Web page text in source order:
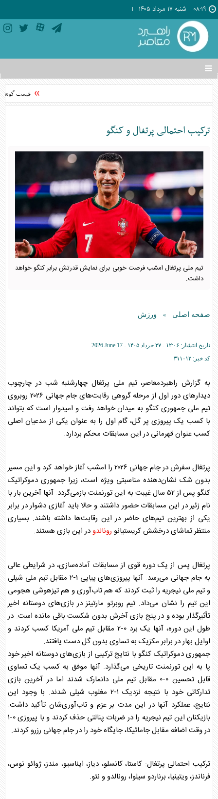
۰۸:۱۹ شنبه ۱۷ مرداد ۱۴۰۵
تغییر
وضعیت
منوی
ها
قیمت گوشی‌های
ترکیب احتمالی پرتغال و کنگو
تیم ملی پرتغال امشب فرصت خوبی برای نمایش قدرتش برابر کنگو خواهد
داشت.
صفحه اصلی » ورزش
تاریخ انتشار: ۱۲:۰۶ - ۲۷ خرداد ۱۴۰۵ -
2026 June 17
کد خبر: ۳۱۱۰۱۲
به گزارش راهبردمعاصر، تیم ملی پرتغال چهارشنبه شب در چارچوب
دیدارهای دور اول از مرحله گروهی رقابت‌های جام جهانی ۲۰۲۶ روبروی
تیم ملی جمهوری کنگو به میدان خواهد رفت و امیدوار است که بتواند
با کسب یک پیروزی پر گل، گام اول را به عنوان یکی از مدعیان اصلی
کسب عنوان قهرمانی در این مسابقات محکم بردارد.
پرتغال سفرش در جام جهانی ۲۰۲۶ را امشب آغاز خواهد کرد و این مسیر
بدون شک نشان‌دهنده مناسبتی ویژه است، زیرا جمهوری دموکراتیک
کنگو پس از ۵۲ سال غیبت به این تورنمنت بازمی‌گردد. آنها آخرین بار با
نام زئیر در این مسابقات حضور داشتند و حالا باید آغازی دشوار در برابر
یکی از بهترین تیم‌های حاضر در این رقابت‌ها داشته باشند. بسیاری
منتظر تماشای درخشش کریستیانو رونالدودر این بازی هستند.
پرتغال پس از یک دوره قوی از مسابقات آماده‌سازی، در شرایطی عالی
به جام جهانی می‌رسد. آنها پیروزی‌های پیاپی ۱-۲ مقابل تیم ملی شیلی
و تیم ملی نیجریه را ثبت کردند که هم تاب‌آوری و هم تیزهوشی هجومی
این تیم را نشان می‌داد. تیم روبرتو مارتینز در بازی‌های دوستانه اخیر
تأثیرگذار بوده و در پنج بازی آخرش بدون شکست باقی مانده است. در
طول این دوره، آنها یک برد ۰-۲ مقابل تیم ملی آمریکا کسب کردند و
اوایل بهار در برابر مکزیک به تساوی بدون گل دست یافتند.
جمهوری دموکراتیک کنگو با نتایج ترکیبی از بازی‌های دوستانه اخیر خود
پا به این تورنمنت تاریخی می‌گذارد. آنها موفق به کسب یک تساوی
قابل تحسین ۰-۰ مقابل تیم ملی دانمارک شدند اما در آخرین بازی
تدارکاتی خود با نتیجه نزدیک ۱-۲ مغلوب شیلی شدند. با وجود این
نتایج، عملکرد آنها در این مدت بر عزم و تاب‌آوری‌شان تأکید داشت.
بازیکنان این تیم نیجریه را در ضربات پنالتی حذف کردند و با پیروزی ۰-۱
در وقت اضافه مقابل جامائیکا، جایگاه خود را در جام جهانی رزرو کردند.
ترکیب احتمالی پرتغال: کاستا، کانسلو، دیاز، ایناسیو، مندز، ژوائو نوس،
فرناندز، ویتینیا، برناردو سیلوا، رونالدوو نتو.